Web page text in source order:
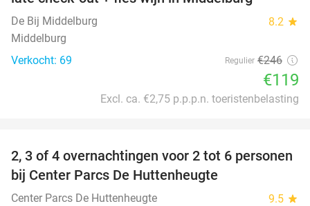
De Bij Middelburg 8.2 star
Middelburg
Verkocht: 69
Regulier €246
€119
Excl. ca. €2,75 p.p.p.n. toeristenbelasting
15%
2, 3 of 4 overnachtingen voor 2 tot 6 personen
bij Center Parcs De Huttenheugte
Center Parcs De Huttenheugte 9.5 star